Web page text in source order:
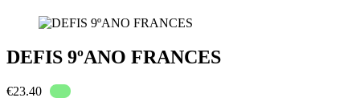
DEFIS 9ºANO FRANCES
€23.40